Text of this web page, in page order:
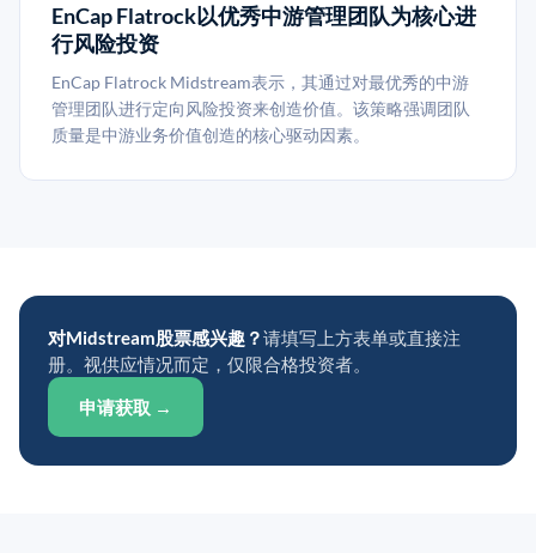
EnCap Flatrock以优秀中游管理团队为核心进
行风险投资
EnCap Flatrock Midstream表示，其通过对最优秀的中游
管理团队进行定向风险投资来创造价值。该策略强调团队
质量是中游业务价值创造的核心驱动因素。
对Midstream股票感兴趣？请填写上方表单或直接注
册。视供应情况而定，仅限合格投资者。
申请获取 →